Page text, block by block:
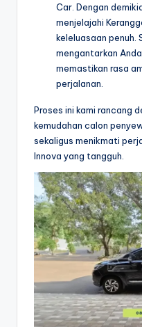
Car. Dengan
menjelajahi
keleluasaan penuh.
mengantarkan
memastikan rasa
perjalanan.
Proses ini kami rancang
kemudahan calon
sekaligus menikmati
Innova yang tangguh.